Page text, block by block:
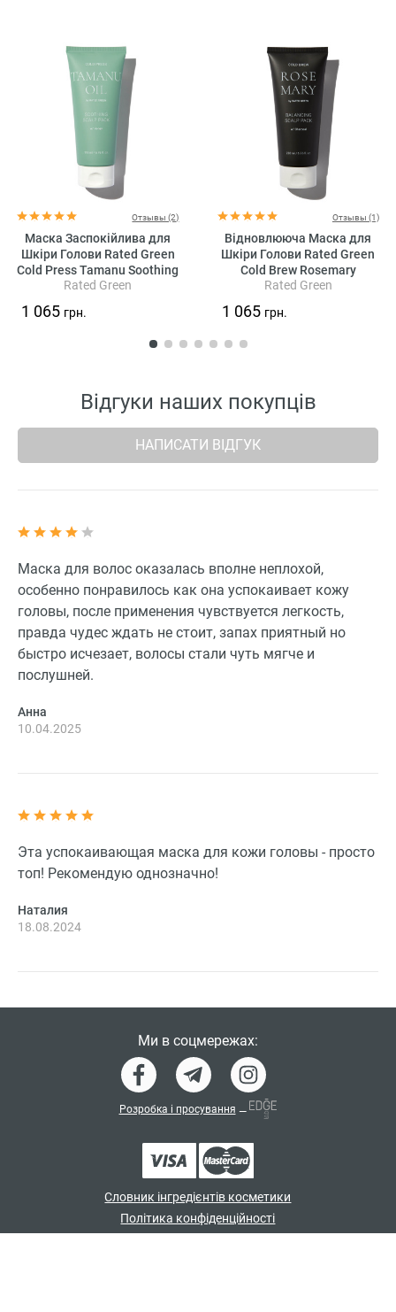
Отзывы (2)
Маска Заспокійлива для
Шкіри Голови Rated Green
Cold Press Tamanu Soothing
Scalp Pack
Rated Green
1 065 грн.
Отзывы (1)
Відновлююча Маска для
Шкіри Голови Rated Green
Cold Brew Rosemary
Balancing Scalp Pack
Rated Green
1 065 грн.
Відгуки наших покупців
НАПИСАТИ ВІДГУК
Маска для волос оказалась вполне неплохой,
особенно понравилось как она успокаивает кожу
головы, после применения чувствуется легкость,
правда чудес ждать не стоит, запах приятный но
быстро исчезает, волосы стали чуть мягче и
послушней.
Анна
10.04.2025
Эта успокаивающая маска для кожи головы - просто
топ! Рекомендую однозначно!
Наталия
18.08.2024
Словник інгредієнтів косметики
Політика конфіденційності
Ми в соцмережах:
Розробка і просування —